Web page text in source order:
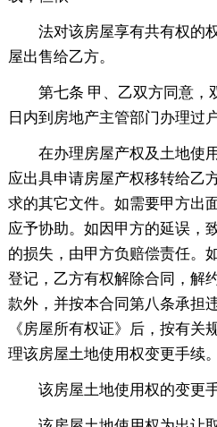
法对该房屋享有共有权的
屋出售给乙方。
第七条 甲、乙双方同意，
日内到房地产主管部门办理过
在办理房屋产权及土地使
应出具申请房屋产权移转给乙
求的其它文件。如需要甲方出
应予协助。如因甲方的延误，
的损失，由甲方负赔偿责任。
登记，乙方有权解除合同，解
款外，并按本合同第八条承担
《房屋所有权证》后，按有关
理该房屋土地使用权变更手续。
该房屋土地使用权的变更